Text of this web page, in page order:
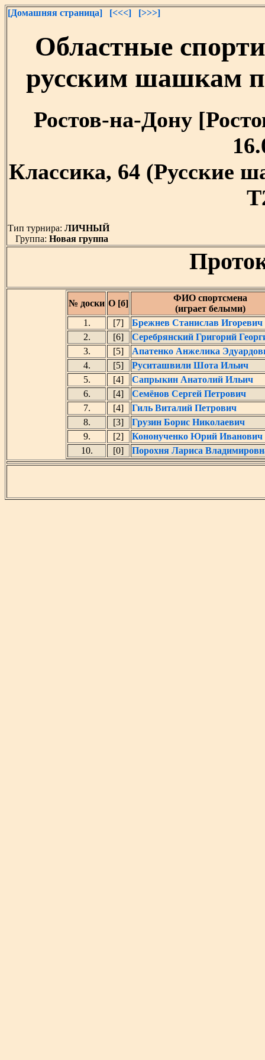
[Домашняя страница] [<<<] [>>>]
Областные
русским шашкам
Ростов-на-Дону
Классика, 64 (Русские
Тип турнира: ЛИЧНЫЙ
Группа: Новая группа
№ доски О [б]
ФИО спортсмена
(играет белыми)
1.
[7]
Брежнев Станислав Игоревич
2.
[6]
Серебрянский Григорий
3.
[5]
Апатенко Анжелика
4.
[5]
Руситашвили Шота Ильич
5.
[4]
Сапрыкин Анатолий Ильич
6.
[4]
Семёнов Сергей Петрович
7.
[4]
Гиль Виталий Петрович
8.
[3]
Грузин Борис Николаевич
9.
[2]
Кононученко Юрий Иванович
10.
[0] Порохня Лариса